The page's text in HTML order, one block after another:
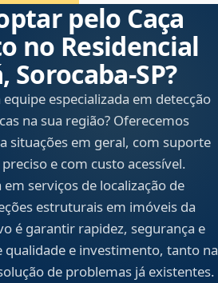
pelo Caça
no Residencial
Sorocaba‑SP?
especializada em detecção
na sua região? Oferecemos
situações em geral, com suporte
e com custo acessível.
serviços de localização de
estruturais em imóveis da
é garantir rapidez, segurança e
qualidade e investimento, tanto na
de problemas já existentes.